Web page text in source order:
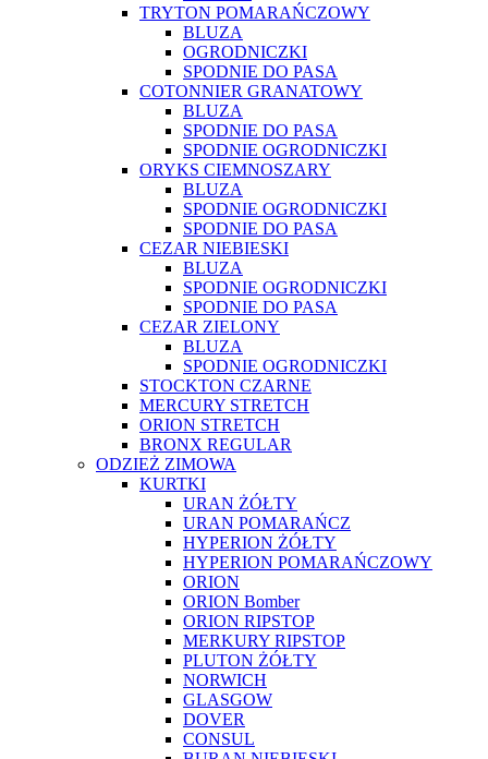
TRYTON POMARAŃCZOWY
BLUZA
OGRODNICZKI
SPODNIE DO PASA
COTONNIER GRANATOWY
BLUZA
SPODNIE DO PASA
SPODNIE OGRODNICZKI
ORYKS CIEMNOSZARY
BLUZA
SPODNIE OGRODNICZKI
SPODNIE DO PASA
CEZAR NIEBIESKI
BLUZA
SPODNIE OGRODNICZKI
SPODNIE DO PASA
CEZAR ZIELONY
BLUZA
SPODNIE OGRODNICZKI
STOCKTON CZARNE
MERCURY STRETCH
ORION STRETCH
BRONX REGULAR
ODZIEŻ ZIMOWA
KURTKI
URAN ŻÓŁTY
URAN POMARAŃCZ
HYPERION ŻÓŁTY
HYPERION POMARAŃCZOWY
ORION
ORION Bomber
ORION RIPSTOP
MERKURY RIPSTOP
PLUTON ŻÓŁTY
NORWICH
GLASGOW
DOVER
CONSUL